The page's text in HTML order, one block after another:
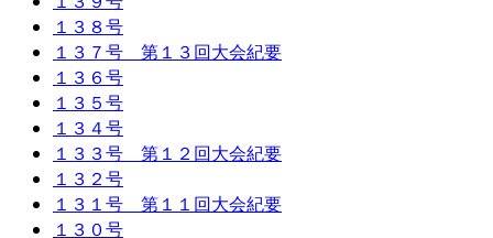
１３８号
１３７号 第１３回大会紀要
１３６号
１３５号
１３４号
１３３号 第１２回大会紀要
１３２号
１３１号 第１１回大会紀要
１３０号